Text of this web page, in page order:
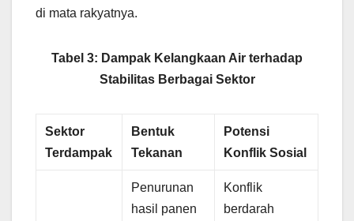
di mata rakyatnya.
Tabel 3: Dampak Kelangkaan Air terhadap
Stabilitas Berbagai Sektor
Sektor
Terdampak
Bentuk
Tekanan
Potensi
Konflik Sosial
Penurunan
hasil panen
Konflik
berdarah